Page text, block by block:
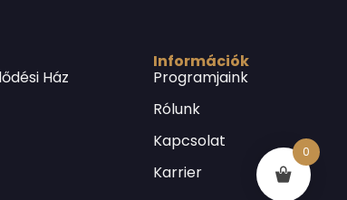
Ház
Információk
Programjaink
Rólunk
Kapcsolat
Karrier
0